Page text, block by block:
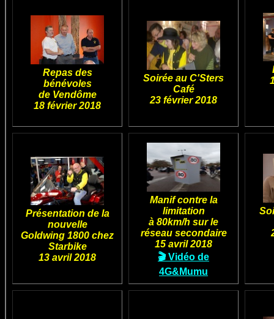
Repas des
bénévoles
de Vendôme
18 février 2018
Soirée au C'Sters
Café
23 février 2018
Présentation de la
nouvelle
Goldwing 1800 chez
Starbike
13 avril 2018
Manif contre la
limitation
à 80km/h sur le
réseau secondaire
15 avril 2018
🎬 Vidéo de
4G&Mumu